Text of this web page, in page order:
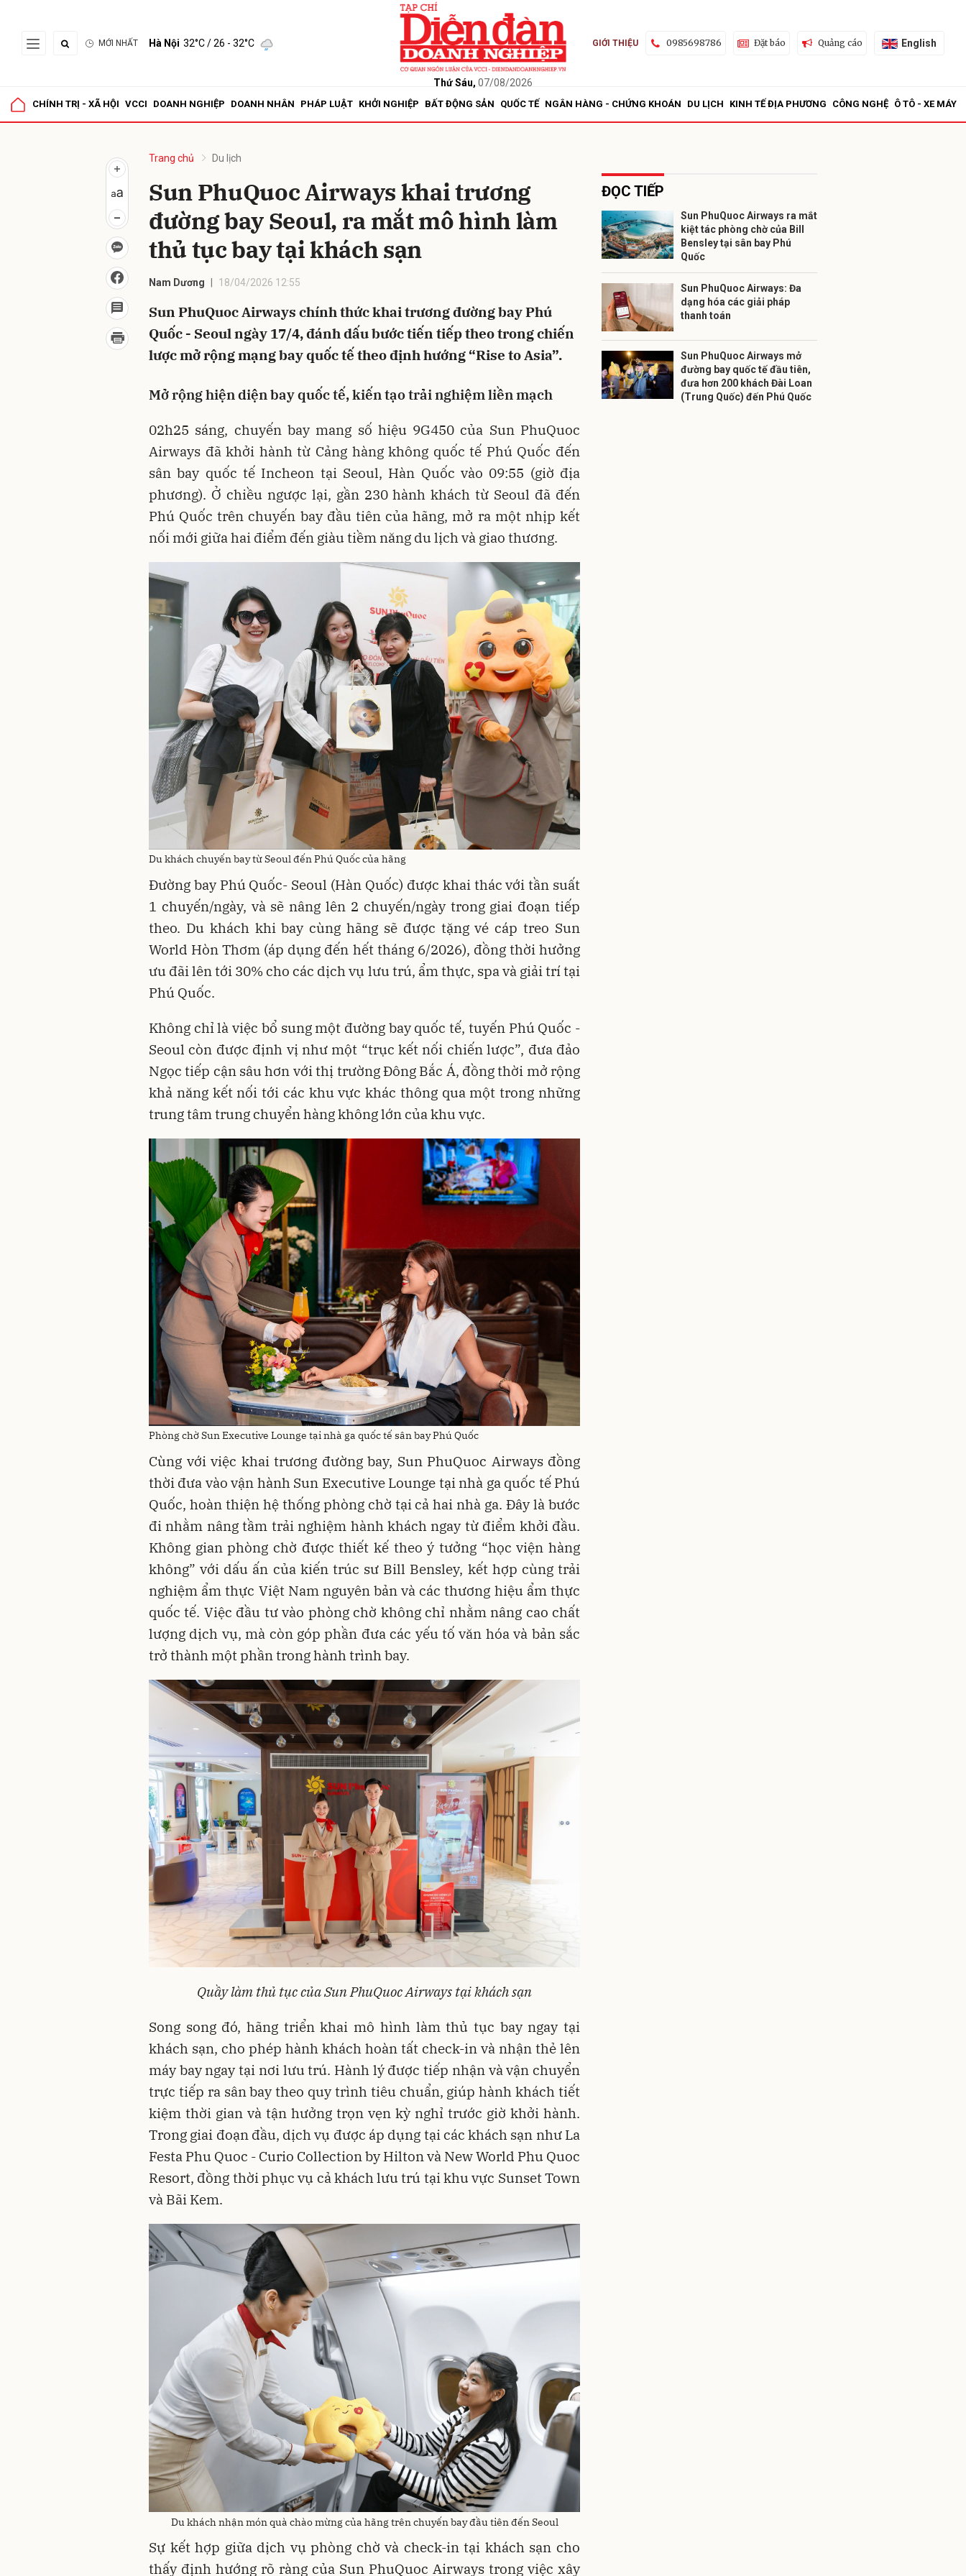
MỚI NHẤT Hà Nội 32°C/ 26 - 32°C
Thứ Sáu, 07/08/2026
GIỚI THIỆU 0985698786 Đặt báo Quảng cáo English
CHÍNH TRỊ - XÃ HỘI VCCI DOANH NGHIỆP DOANH NHÂN PHÁP LUẬT KHỞI NGHIỆP BẤT ĐỘNG SẢN QUỐC TẾ NGÂN HÀNG - CHỨNG KHOÁN DU LỊCH KINH TẾ ĐỊA PHƯƠNG CÔNG NGHỆ Ô TÔ - XE MÁY
Trang chủ Du lịch
Sun PhuQuoc Airways khai trương
đường bay Seoul, ra mắt mô hình làm
thủ tục bay tại khách sạn
Nam Dương 18/04/2026 12:55
Sun PhuQuoc Airways chính thức khai trương đường bay Phú
Quốc - Seoul ngày 17/4, đánh dấu bước tiến tiếp theo trong chiến
lược mở rộng mạng bay quốc tế theo định hướng “Rise to Asia”.
Mở rộng hiện diện bay quốc tế, kiến tạo trải nghiệm liền mạch
02h25 sáng, chuyến bay mang số hiệu 9G450 của Sun PhuQuoc
Airways đã khởi hành từ Cảng hàng không quốc tế Phú Quốc đến
sân bay quốc tế Incheon tại Seoul, Hàn Quốc vào 09:55 (giờ địa
phương). Ở chiều ngược lại, gần 230 hành khách từ Seoul đã đến
Phú Quốc trên chuyến bay đầu tiên của hãng, mở ra một nhịp kết
nối mới giữa hai điểm đến giàu tiềm năng du lịch và giao thương.
Du khách chuyến bay từ Seoul đến Phú Quốc của hãng
Đường bay Phú Quốc- Seoul (Hàn Quốc) được khai thác với tần suất
1 chuyến/ngày, và sẽ nâng lên 2 chuyến/ngày trong giai đoạn tiếp
theo. Du khách khi bay cùng hãng sẽ được tặng vé cáp treo Sun
World Hòn Thơm (áp dụng đến hết tháng 6/2026), đồng thời hưởng
ưu đãi lên tới 30% cho các dịch vụ lưu trú, ẩm thực, spa và giải trí tại
Phú Quốc.
Không chỉ là việc bổ sung một đường bay quốc tế, tuyến Phú Quốc -
Seoul còn được định vị như một “trục kết nối chiến lược”, đưa đảo
Ngọc tiếp cận sâu hơn với thị trường Đông Bắc Á, đồng thời mở rộng
khả năng kết nối tới các khu vực khác thông qua một trong những
trung tâm trung chuyển hàng không lớn của khu vực.
Phòng chờ Sun Executive Lounge tại nhà ga quốc tế sân bay Phú Quốc
Cùng với việc khai trương đường bay, Sun PhuQuoc Airways đồng
thời đưa vào vận hành Sun Executive Lounge tại nhà ga quốc tế Phú
Quốc, hoàn thiện hệ thống phòng chờ tại cả hai nhà ga. Đây là bước
đi nhằm nâng tầm trải nghiệm hành khách ngay từ điểm khởi đầu.
Không gian phòng chờ được thiết kế theo ý tưởng “học viện hàng
không” với dấu ấn của kiến trúc sư Bill Bensley, kết hợp cùng trải
nghiệm ẩm thực Việt Nam nguyên bản và các thương hiệu ẩm thực
quốc tế. Việc đầu tư vào phòng chờ không chỉ nhằm nâng cao chất
lượng dịch vụ, mà còn góp phần đưa các yếu tố văn hóa và bản sắc
trở thành một phần trong hành trình bay.
Quầy làm thủ tục của Sun PhuQuoc Airways tại khách sạn
Song song đó, hãng triển khai mô hình làm thủ tục bay ngay tại
khách sạn, cho phép hành khách hoàn tất check-in và nhận thẻ lên
máy bay ngay tại nơi lưu trú. Hành lý được tiếp nhận và vận chuyển
trực tiếp ra sân bay theo quy trình tiêu chuẩn, giúp hành khách tiết
kiệm thời gian và tận hưởng trọn vẹn kỳ nghỉ trước giờ khởi hành.
Trong giai đoạn đầu, dịch vụ được áp dụng tại các khách sạn như La
Festa Phu Quoc - Curio Collection by Hilton và New World Phu Quoc
Resort, đồng thời phục vụ cả khách lưu trú tại khu vực Sunset Town
và Bãi Kem.
Du khách nhận món quà chào mừng của hãng trên chuyến bay đầu tiên đến Seoul
Sự kết hợp giữa dịch vụ phòng chờ và check-in tại khách sạn cho
thấy định hướng rõ ràng của Sun PhuQuoc Airways trong việc xây
ĐỌC TIẾP
Sun PhuQuoc Airways ra mắt
kiệt tác phòng chờ của Bill
Bensley tại sân bay Phú
Quốc
Sun PhuQuoc Airways: Đa
dạng hóa các giải pháp
thanh toán
Sun PhuQuoc Airways mở
đường bay quốc tế đầu tiên,
đưa hơn 200 khách Đài Loan
(Trung Quốc) đến Phú Quốc
Gửi